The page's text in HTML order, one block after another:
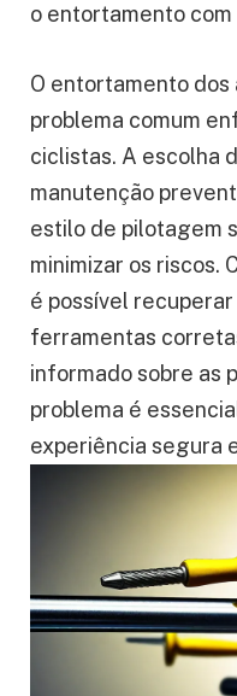
o entortamento
O entortamento dos
problema comum
ciclistas. A escolha
manutenção
estilo de pilotagem
minimizar os riscos.
é possível
ferramentas
informado sobre as
problema é
experiência segura